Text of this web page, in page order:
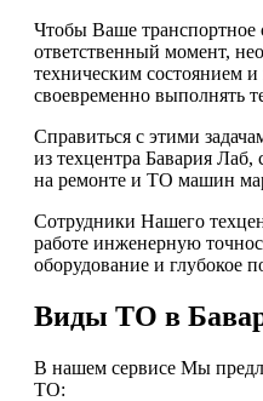
Чтобы Ваше транспортное
ответственный момент,
техническим состоянием
своевременно выполнять
Справиться с этими
из техцентра Бавария
на ремонте и ТО машин
Сотрудники Нашего
работе инженерную
оборудование и глубокое
Виды ТО в
В нашем сервисе Мы
ТО: